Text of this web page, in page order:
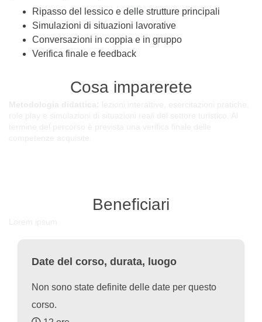
Ripasso del lessico e delle strutture principali
Simulazioni di situazioni lavorative
Conversazioni in coppia e in gruppo
Verifica finale e feedback
Cosa imparerete
Beneficiari
Date del corso, durata, luogo
Non sono state definite delle date per questo
corso.